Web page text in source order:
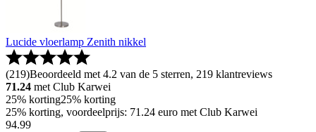
Lucide vloerlamp Zenith nikkel
(219)Beoordeeld met 4.2 van de 5 sterren, 219 klantreviews
71.24 met Club Karwei
25% korting25% korting
25% korting, voordeelprijs: 71.24 euro met Club Karwei
94.99